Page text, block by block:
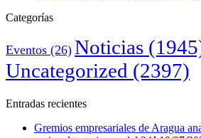
Categorías
Eventos (26) Noticias
Uncategorized (2397)
Entradas recientes
Gremios empresariales de Aragua